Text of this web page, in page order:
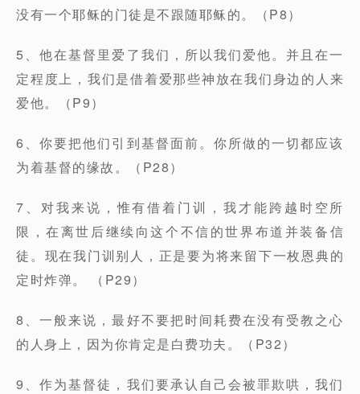
没有一个耶稣的门徒是不跟随耶稣的。（P8）
5、他在基督里爱了我们，所以我们爱他。并且在一
定程度上，我们是借着爱那些神放在我们身边的人来
爱他。（P9）
6、你要把他们引到基督面前。你所做的一切都应该
为着基督的缘故。（P28）
7、对我来说，惟有借着门训，我才能跨越时空所
限，在离世后继续向这个不信的世界布道并装备信
徒。现在我门训别人，正是要为将来留下一枚恩典的
定时炸弹。 （P29）
8、一般来说，最好不要把时间耗费在没有受教之心
的人身上，因为你肯定是白费功夫。（P32）
9、作为基督徒，我们要承认自己会被罪欺哄，我们